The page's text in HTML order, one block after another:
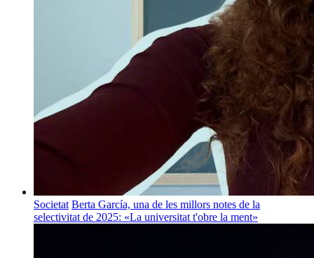
Societat Berta García, una de les millors notes de la
selectivitat de 2025: «La universitat t'obre la ment»